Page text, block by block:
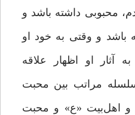
محبوبى داشته باشد و
باشد و وقتى به خود او
آثار او اظهار علاقه
‌مراتب بین محبت
و اهل‌بیت «ع» و محبت